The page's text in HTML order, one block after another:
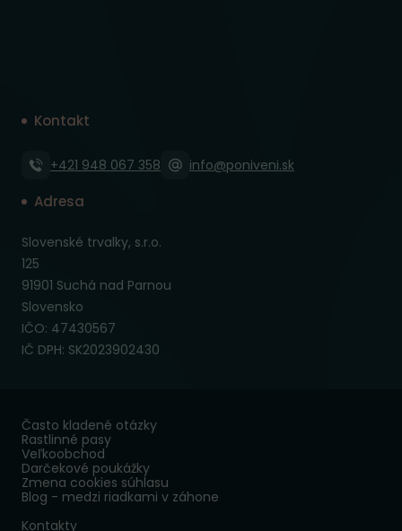
Kontakt
+421 948 067 358 info@poniveni.sk
Adresa
Slovenské trvalky, s.r.o.
125
91901 Suchá nad Parnou
Slovensko
IČO: 47430567
IČ DPH: SK2023902430
Často kladené otázky
Rastlinné pasy
Veľkoobchod
Darčekové poukážky
Zmena cookies súhlasu
Blog - medzi riadkami v záhone
Kontakty